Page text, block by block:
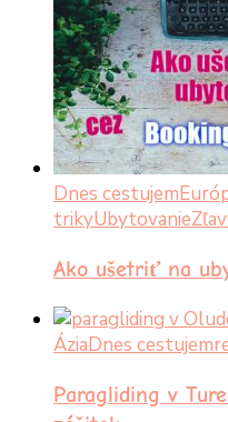
Dnes cestujem
trikyUbytovanie
Ako ušetriť na
ÁziaDnes cestujem
Paragliding v